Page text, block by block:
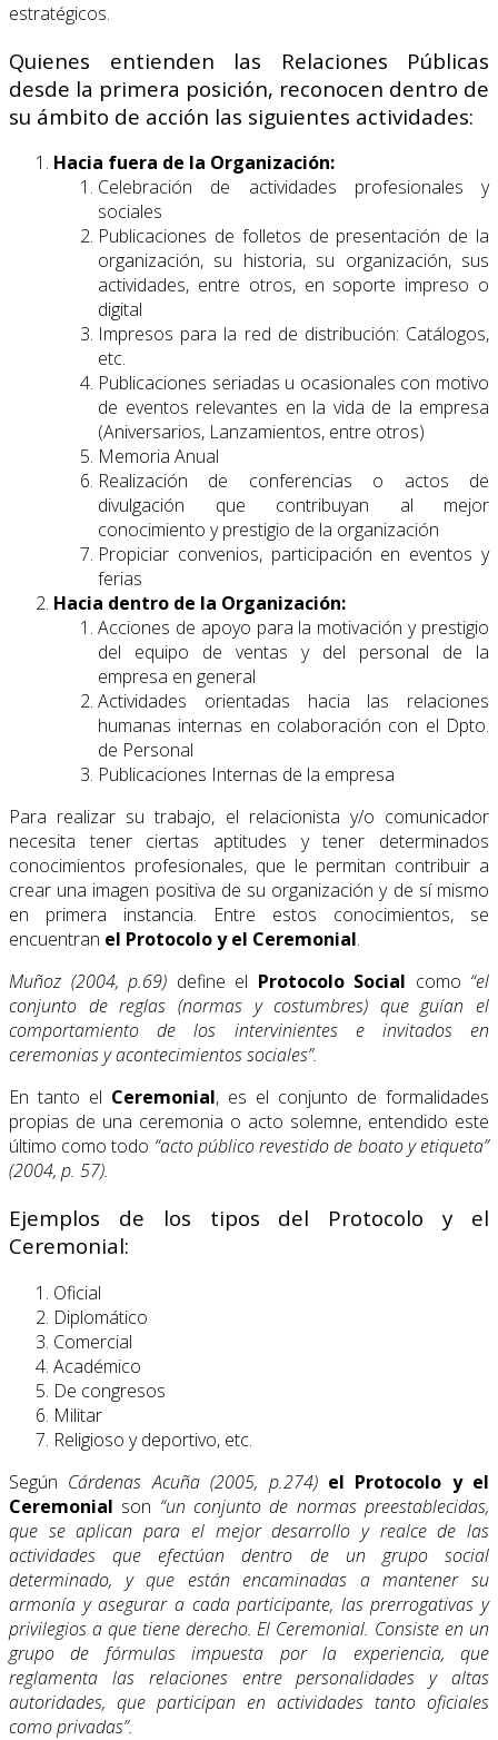
estratégicos.
Quienes entienden las Relaciones Públicas
desde la primera posición, reconocen dentro de
su ámbito de acción las siguientes actividades:
Hacia fuera de la Organización:
Celebración de actividades profesionales y
sociales
Publicaciones de folletos de presentación de la
organización, su historia, su organización, sus
actividades, entre otros, en soporte impreso o
digital
Impresos para la red de distribución: Catálogos,
etc.
Publicaciones seriadas u ocasionales con motivo
de eventos relevantes en la vida de la empresa
(Aniversarios, Lanzamientos, entre otros)
Memoria Anual
Realización de conferencias o actos de
divulgación que contribuyan al mejor
conocimiento y prestigio de la organización
Propiciar convenios, participación en eventos y
ferias
Hacia dentro de la Organización:
Acciones de apoyo para la motivación y prestigio
del equipo de ventas y del personal de la
empresa en general
Actividades orientadas hacia las relaciones
humanas internas en colaboración con el Dpto.
de Personal
Publicaciones Internas de la empresa
Para realizar su trabajo, el relacionista y/o comunicador
necesita tener ciertas aptitudes y tener determinados
conocimientos profesionales, que le permitan contribuir a
crear una imagen positiva de su organización y de sí mismo
en primera instancia. Entre estos conocimientos, se
encuentran el Protocolo y el Ceremonial.
Muñoz (2004, p.69) define el Protocolo Social como “el
conjunto de reglas (normas y costumbres) que guían el
comportamiento de los intervinientes e invitados en
ceremonias y acontecimientos sociales”.
En tanto el Ceremonial, es el conjunto de formalidades
propias de una ceremonia o acto solemne, entendido este
último como todo “acto público revestido de boato y etiqueta”
(2004, p. 57).
Ejemplos de los tipos del Protocolo y el
Ceremonial:
Oficial
Diplomático
Comercial
Académico
De congresos
Militar
Religioso y deportivo, etc.
Según Cárdenas Acuña (2005, p.274) el Protocolo y el
Ceremonial son “un conjunto de normas preestablecidas,
que se aplican para el mejor desarrollo y realce de las
actividades que efectúan dentro de un grupo social
determinado, y que están encaminadas a mantener su
armonía y asegurar a cada participante, las prerrogativas y
privilegios a que tiene derecho. El Ceremonial. Consiste en un
grupo de fórmulas impuesta por la experiencia, que
reglamenta las relaciones entre personalidades y altas
autoridades, que participan en actividades tanto oficiales
como privadas”.